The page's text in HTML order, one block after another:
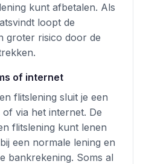
kunt afbetalen. Als
loopt de
groter risico door de
of internet
flitslening sluit je een
via het internet. De
flitslening kunt lenen
een normale lening en
bankrekening. Soms al